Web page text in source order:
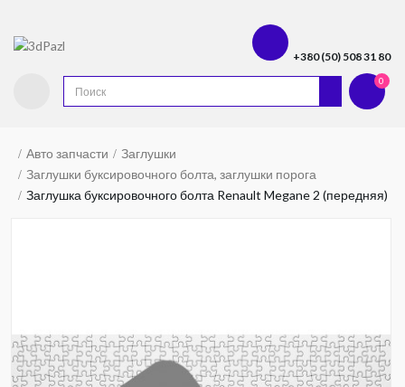
+380 (50) 508 31 80
0
Авто запчасти
Заглушки
Заглушки буксировочного болта, заглушки порога
Заглушка буксировочного болта Renault Megane 2 (передняя)